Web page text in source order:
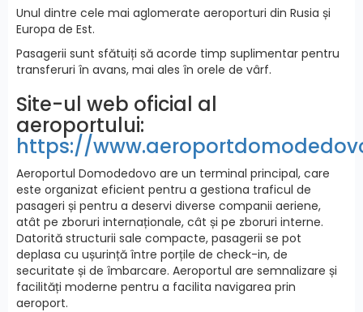
Unul dintre cele mai aglomerate aeroporturi din Rusia și
Europa de Est.
Pasagerii sunt sfătuiți să acorde timp suplimentar pentru
transferuri în avans, mai ales în orele de vârf.
Site-ul web oficial al
aeroportului:
https://
Aeroportul Domodedovo are un terminal principal, care
este organizat eficient pentru a gestiona traficul de
pasageri și pentru a deservi diverse companii aeriene,
atât pe zboruri internaționale, cât și pe zboruri interne.
Datorită structurii sale compacte, pasagerii se pot
deplasa cu ușurință între porțile de check-in, de
securitate și de îmbarcare. Aeroportul are semnalizare și
facilități moderne pentru a facilita navigarea prin
aeroport.